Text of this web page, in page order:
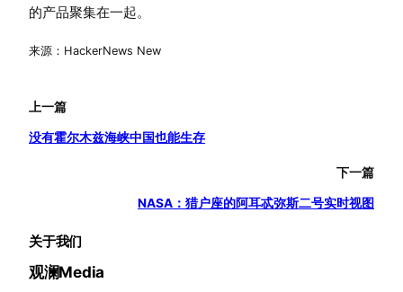
的产品聚集在一起。
来源：HackerNews New
上一篇
没有霍尔木兹海峡中国也能生存
下一篇
NASA：猎户座的阿耳忒弥斯二号实时视图
关于我们
观澜Media